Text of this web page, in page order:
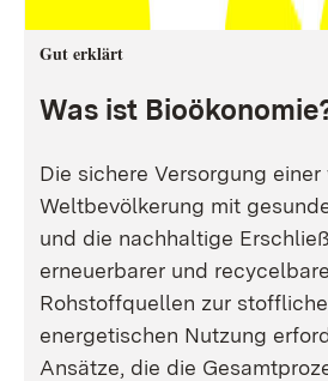
Gut erklärt
Was ist
Die sichere Versorgung
Weltbevölkerung mit
und die nachhaltige
erneuerbarer und
Rohstoffquellen zur
energetischen Nutzung
Ansätze, die die